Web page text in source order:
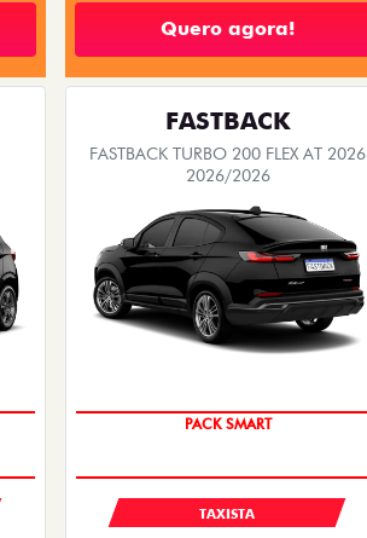
Quero agora!
FASTBACK
FASTBACK TURBO 200 FLEX AT 2026
2026/2026
PACK SMART
TAXISTA